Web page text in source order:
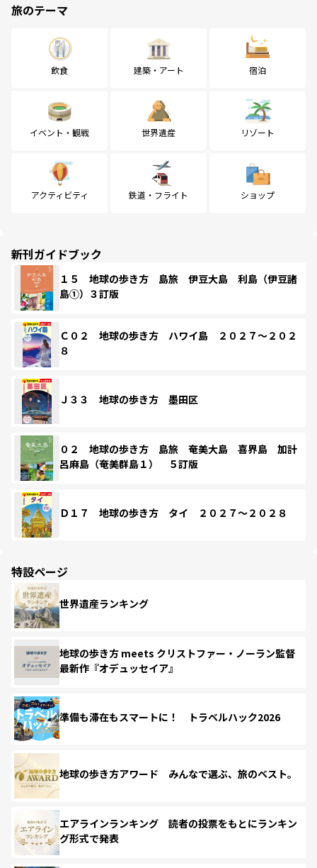
旅のテーマ
飲食 建築・アート 宿泊
イベント・観戦 世界遺産 リゾート
アクティビティ 鉄道・フライト ショップ
新刊ガイドブック
１５ 地球の歩き方 島旅 伊豆大島 利島（伊豆諸
島①）３訂版
Ｃ０２ 地球の歩き方 ハワイ島 ２０２７～２０２
８
Ｊ３３ 地球の歩き方 墨田区
０２ 地球の歩き方 島旅 奄美大島 喜界島 加計
呂麻島（奄美群島１） ５訂版
Ｄ１７ 地球の歩き方 タイ ２０２７～２０２８
特設ページ
世界遺産ランキング
地球の歩き方 meets クリストファー・ノーラン監督
最新作『オデュッセイア』
準備も滞在もスマートに！ トラベルハック2026
地球の歩き方アワード みんなで選ぶ、旅のベスト。
エアラインランキング 読者の投票をもとにランキン
グ形式で発表